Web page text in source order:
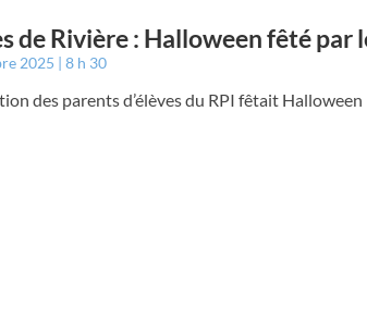
de Rivière : Halloween fêté par
2025 8 h 30
des parents d’élèves du RPI fêtait Halloween